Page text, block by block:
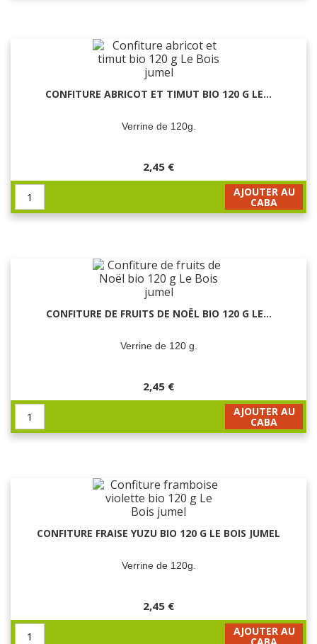
CONFITURE ABRICOT ET TIMUT BIO 120 G LE...
Verrine de 120g.
2,45 €
AJOUTER AU
CABA
CONFITURE DE FRUITS DE NOËL BIO 120 G LE...
Verrine de 120 g.
2,45 €
AJOUTER AU
CABA
CONFITURE FRAISE YUZU BIO 120 G LE BOIS JUMEL
Verrine de 120g.
2,45 €
AJOUTER AU